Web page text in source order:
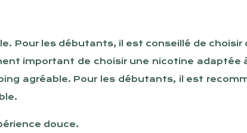
Pour les débutants, il est conseillé de
important de choisir une nicotine adaptée
agréable. Pour les débutants, il est
douce.